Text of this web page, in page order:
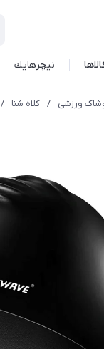
نيچرهايك
ورزشی / کلاه شنا /